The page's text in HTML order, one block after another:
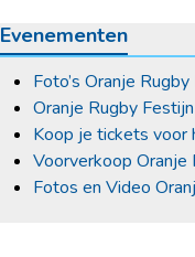
Evenementen
Foto’s Oranje
Oranje Rugby
Koop je tickets voor
Voorverkoop Oranje
Fotos en Video